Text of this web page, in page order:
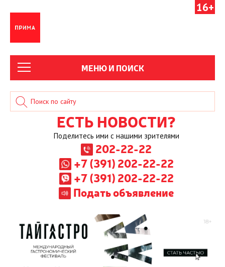
16+
МЕНЮ И ПОИСК
ЕСТЬ НОВОСТИ?
Поделитесь ими с нашими зрителями
202-22-22
+7 (391) 202-22-22
+7 (391) 202-22-22
Подать объявление